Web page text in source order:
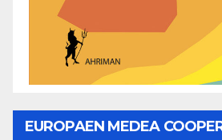
EUROPAEN MEDEA